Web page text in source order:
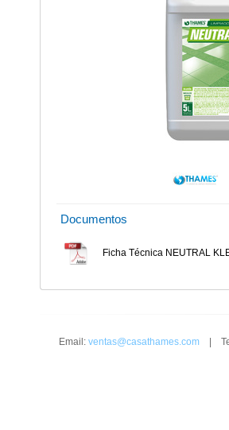
Documentos
Ficha Técnica NEUTRAL
Email: ventas@casathames.com|